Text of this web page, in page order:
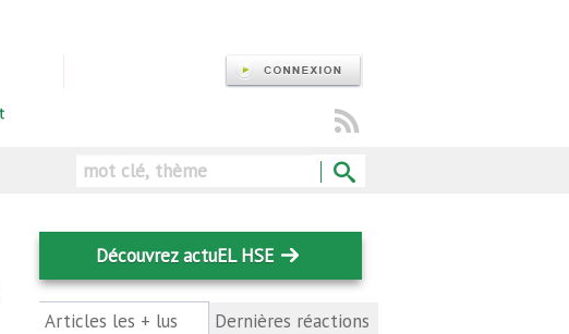
Rechercher
Découvrez actuEL HSE
Articles les + lus (ongletDernières réactions